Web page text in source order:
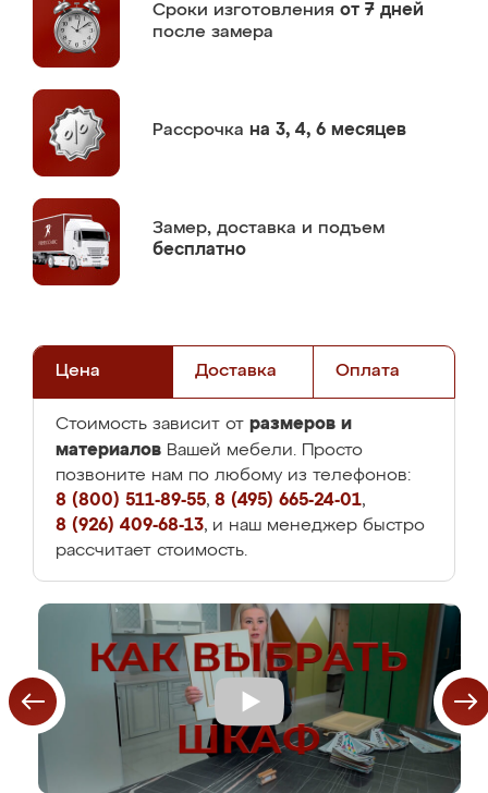
Сроки изготовления от 7 дней
после замера
Рассрочка на 3, 4, 6 месяцев
Замер, доставка и подъем
бесплатно
Цена Доставка Оплата
Стоимость зависит от размеров и
материалов Вашей мебели. Просто
позвоните нам по любому из телефонов:
8 (800) 511-89-55, 8 (495) 665-24-01,
8 (926) 409-68-13, и наш менеджер быстро
рассчитает стоимость.